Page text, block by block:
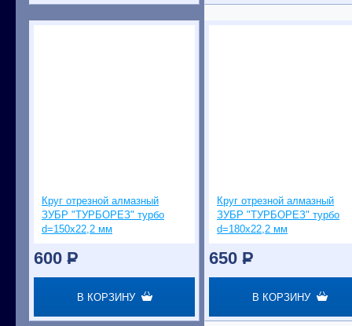
Круг отрезной алмазный
ЗУБР "ТУРБОРЕЗ" турбо
d=150х22,2 мм
600 P
В КОРЗИНУ
Круг отрезной алмазный
ЗУБР "ТУРБОРЕЗ" турбо
d=180х22,2 мм
650 P
В КОРЗИНУ